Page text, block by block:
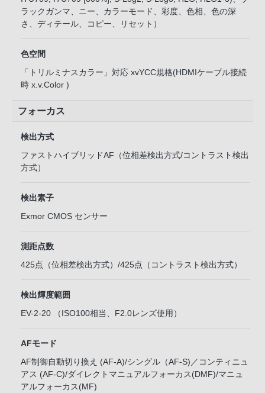
ラックガンマ、ニー、カラーモード、彩度、色相、色の深
さ、ディテール、コピー、リセット）
色空間
「トリルミナスカラー」対応 xvYCC規格(HDMIケーブル接続
時 x.v.Color )
フォーカス
検出方式
ファストハイブリッドAF（位相差検出方式/コントラスト検出
方式）
検出素子
Exmor CMOS センサー
測距点数
425点（位相差検出方式）/425点（コントラスト検出方式）
検出輝度範囲
EV-2-20 （ISO100相当、F2.0レンズ使用）
AFモード
AF制御自動切り換え (AF-A)/シングル（AF-S)／コンティニュ
アス (AF-C)/ダイレクトマニュアルフォーカス(DMF)/マニュ
アルフォーカス(MF)